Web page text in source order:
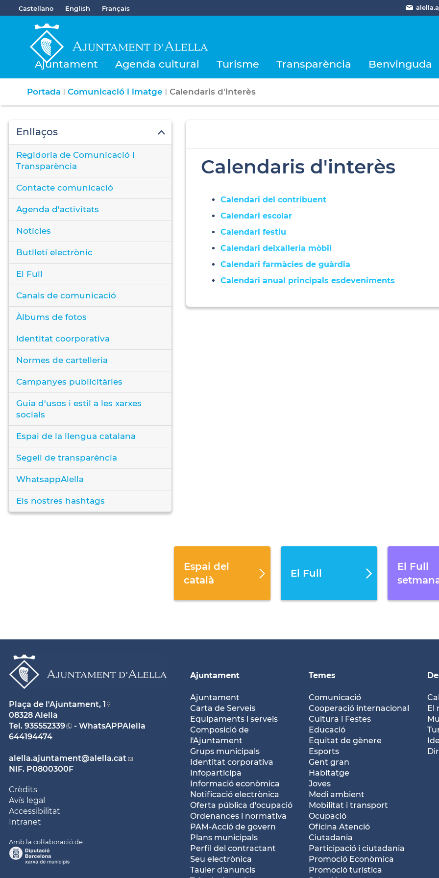
Castellano English Français
Ajuntament Agenda cultural Turisme Transparència Benvinguda
Portada | Comunicació i imatge | Calendaris d'interès
Enllaços
Regidoria de Comunicació i
Transparència
Contacte comunicació
Agenda d'activitats
Notícies
Butlletí electrònic
El Full
Canals de comunicació
Àlbums de fotos
Identitat coorporativa
Normes de cartelleria
Campanyes publicitàries
Guia d'usos i estil a les xarxes
socials
Espai de la llengua catalana
Segell de transparència
WhatsappAlella
Els nostres hashtags
Calendaris d'interès
Calendari del contribuent
Calendari escolar
Calendari festiu
Calendari deixalleria mòbil
Calendari farmàcies de guàrdia
Calendari anual principals esdeveniments
Espai del
català
El Full
El Full
Ajuntament
Ajuntament
Carta de Serveis
Equipaments i serveis
Composició de
l'Ajuntament
Grups municipals
Identitat corporativa
Infoparticipa
Informació econòmica
Notificació electrònica
Oferta pública d'ocupació
Ordenances i normativa
PAM-Acció de govern
Plans municipals
Perfil del contractant
Seu electrònica
Tauler d'anuncis
Temes
Comunicació
Cooperació internacional
Cultura i Festes
Educació
Equitat de gènere
Esports
Gent gran
Habitatge
Joves
Medi ambient
Mobilitat i transport
Ocupació
Oficina Atenció
Ciutadania
Participació i ciutadania
Promoció Econòmica
Promoció turística
El
Plaça de l'Ajuntament, 1
08328 Alella
Tel. 935552339
- WhatsAPPAlella
644194474
alella.ajuntament@alella.cat
NIF. P0800300F
Crèdits
Avís legal
Accessibilitat
Intranet
Amb la col·laboració de: